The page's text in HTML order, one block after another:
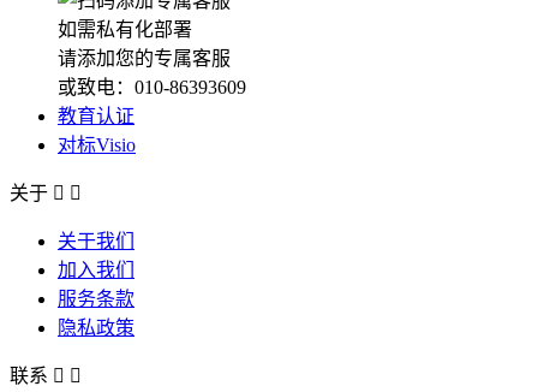
如需私有化部署
请添加您的专属客服
或致电：010-86393609
教育认证
对标Visio
关于  
关于我们
加入我们
服务条款
隐私政策
联系  